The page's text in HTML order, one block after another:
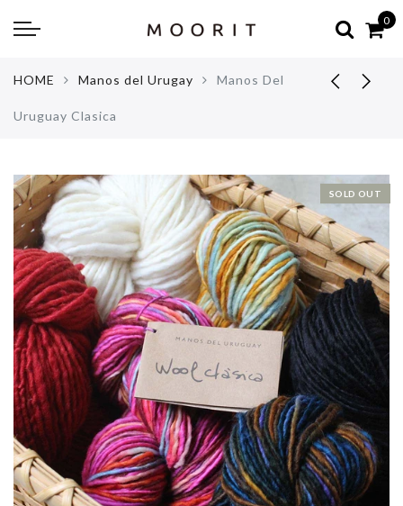
Back
編み物はじめて教室：棒針編
Errata お詫びと訂正
Back
Knitting kit
Patterns & Books
0
HOME Manos del Urugay Manos Del
Uruguay Clasica
SOLD OUT